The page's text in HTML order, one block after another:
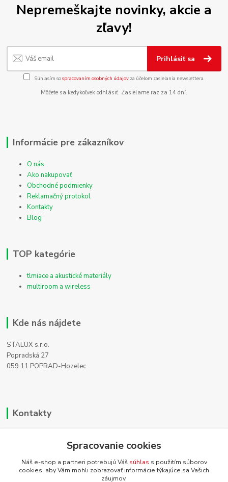
Nepremeškajte novinky, akcie a
zľavy!
Prihlásiť sa
Súhlasím sospracovaním osobných údajov za účelom zasielania newslettera.
Môžete sa kedykoľvek odhlásiť. Zasielame raz za 14 dní.
Informácie pre zákazníkov
O nás
Ako nakupovať
Obchodné podmienky
Reklamačný protokol
Kontakty
Blog
TOP kategórie
tlmiace a akustické materiály
multiroom a wireless
Kde nás nájdete
STALUX s.r.o.
Popradská 27
059 11 POPRAD-Hozelec
Kontakty
+421 911 990 200
info@homehifi.sk
Spracovanie cookies
Náš e-shop a partneri potrebujú Váš súhlas s použitím súborov
cookies, aby Vám mohli zobrazovať informácie týkajúce sa Vašich
záujmov.